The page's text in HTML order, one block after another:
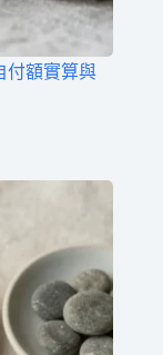
付額實算與